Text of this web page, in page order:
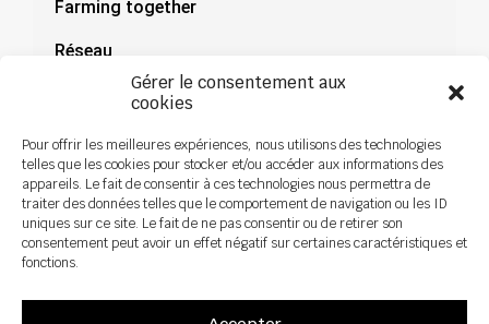
Gérer le consentement aux
cookies
Pour offrir les meilleures expériences, nous utilisons des technologies
telles que les cookies pour stocker et/ou accéder aux informations des
appareils. Le fait de consentir à ces technologies nous permettra de
traiter des données telles que le comportement de navigation ou les ID
uniques sur ce site. Le fait de ne pas consentir ou de retirer son
consentement peut avoir un effet négatif sur certaines caractéristiques et
fonctions.
Farming together
Réseau
Documentation
Actualités